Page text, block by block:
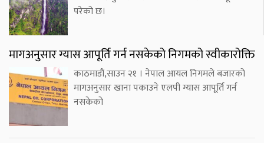
परेको छ।
मागअनुसार ग्यास आपूर्ति गर्न नसकेको निगमको स्वीकारोक्ति
काठमाडौं,साउन २१ । नेपाल आयल निगमले बजारको
मागअनुसार खाना पकाउने एलपी ग्यास आपूर्ति गर्न
नसकेको